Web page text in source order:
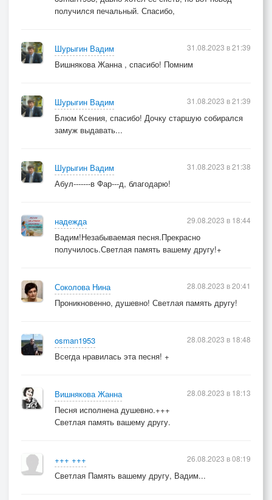
получился печальный. Спасибо,
Шурыгин Вадим
Вишнякова Жанна , спасибо! Помним
31.08.2023 в 21:39
Шурыгин Вадим
Блюм Ксения, спасибо! Дочку старшую собирался
замуж выдавать...
31.08.2023 в 21:39
Шурыгин Вадим
Абул-------в Фар---д, благодарю!
31.08.2023 в 21:38
надежда
Вадим!Незабываемая песня.Прекрасно
получилось.Светлая память вашему другу!+
29.08.2023 в 18:44
Соколова Нина
Проникновенно, душевно! Светлая память другу!
28.08.2023 в 20:41
osman1953
Всегда нравилась эта песня! +
28.08.2023 в 18:48
Вишнякова Жанна
Песня исполнена душевно.+++
Светлая память вашему другу.
28.08.2023 в 18:13
+++ +++
Светлая Память вашему другу, Вадим...
26.08.2023 в 08:19